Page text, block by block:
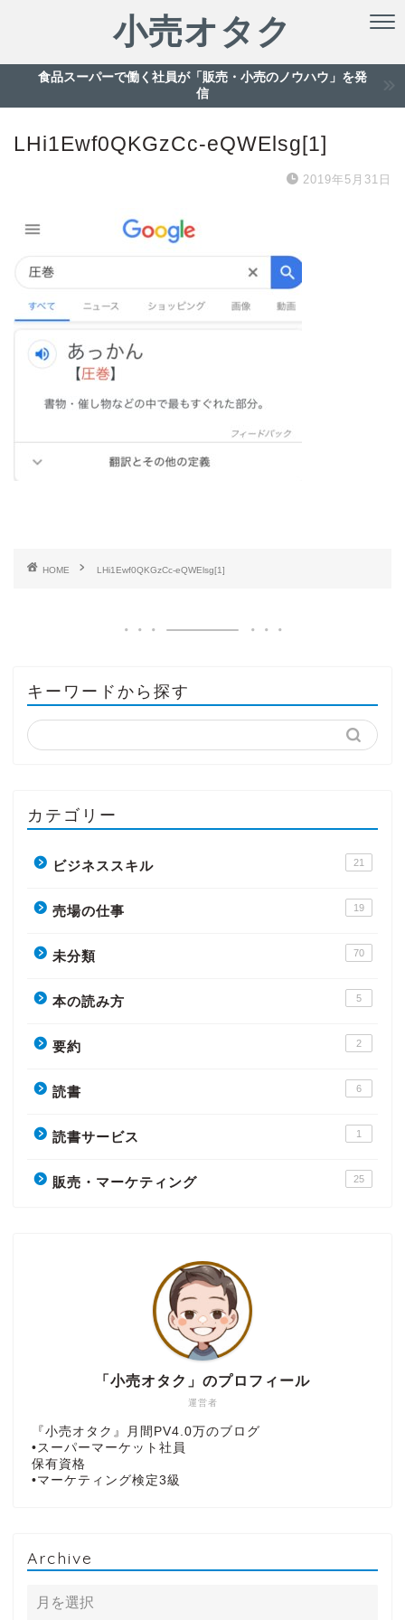
小売オタク
食品スーパーで働く社員が「販売・小売のノウハウ」を発
信
LHi1Ewf0QKGzCc-eQWElsg[1]
2019年5月31日
HOME LHi1Ewf0QKGzCc-eQWElsg[1]
キーワードから探す
カテゴリー
ビジネススキル 21
売場の仕事 19
未分類 70
本の読み方 5
要約 2
読書 6
読書サービス 1
販売・マーケティング 25
運営者
「小売オタク」のプロフィール
『小売オタク』月間PV4.0万のブログ
•スーパーマーケット社員
保有資格
•マーケティング検定3級
Archive